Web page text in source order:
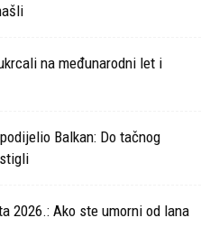
na međunarodni let i
Balkan: Do tačnog
2026.: Ako ste umorni od lana